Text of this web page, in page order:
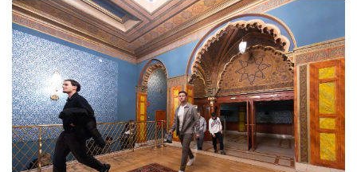
AKADÉMIA
CSAPATOK
MÉRKŐZÉSEK
GALÉRIA
JELENTKEZÉS
SZURKOLÓI ÉLMÉNYEK